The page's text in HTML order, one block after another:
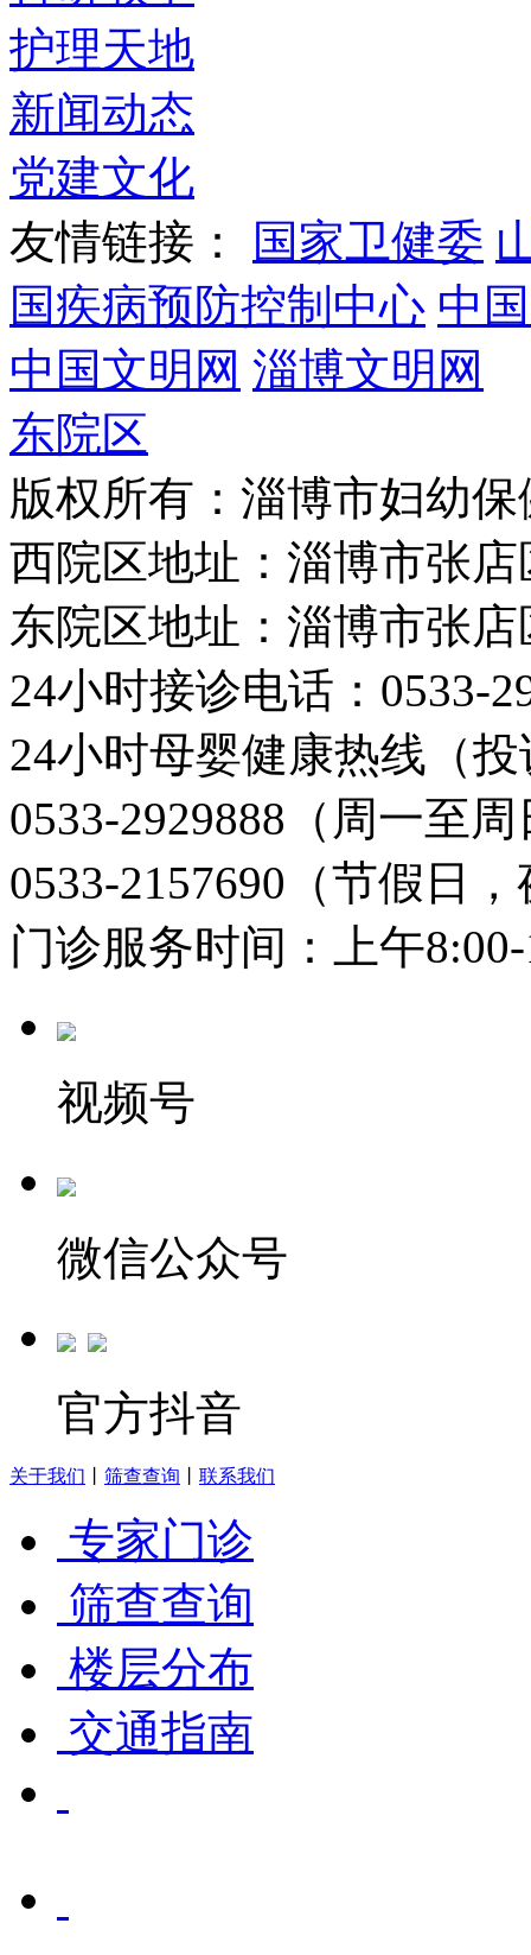
护理天地
新闻动态
党建文化
友情链接：
国家卫健委
国疾病预防控制中心 中
中国文明网 淄博文明网
东院区
版权所有：淄博市妇幼
西院区地址：淄博市张
东院区地址：淄博市张
24小时接诊电话：0533-
24小时母婴健康热线（
0533-2929888（周一至
0533-2157690（节假日
门诊服务时间：上午
视频号
微信公众号
官方抖音
关于我们 筛查查询 联系我们
专家门诊
筛查查询
楼层分布
交通指南